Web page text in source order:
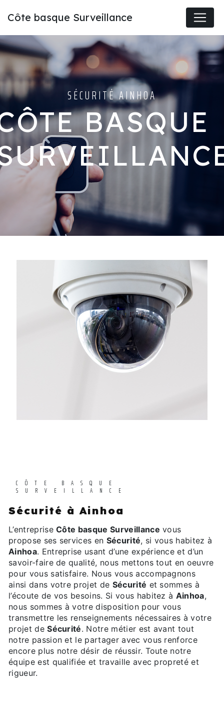
Côte basque Surveillance
SÉCURITÉ AINHOA
BASQUE
CÔTE BASQUE
SURVEILLANCE
Sécurité à Ainhoa
L’entrepriseCôte basque Surveillance vous
propose ses services en Sécurité, si vous habitez à
Ainhoa. Entreprise usant d’une expérience et d’un
savoir-faire de qualité, nous mettons tout en oeuvre
pour vous satisfaire. Nous vous accompagnons
ainsi dans votre projet de Sécurité et sommes à
l’écoute de vos besoins. Si vous habitez à Ainhoa,
nous sommes à votre disposition pour vous
transmettre les renseignements nécessaires à votre
projet deSécurité. Notre métier est avant tout
notre passion et le partager avec vous renforce
encore plus notre désir de réussir. Toute notre
équipe est qualifiée et travaille avec propreté et
rigueur.